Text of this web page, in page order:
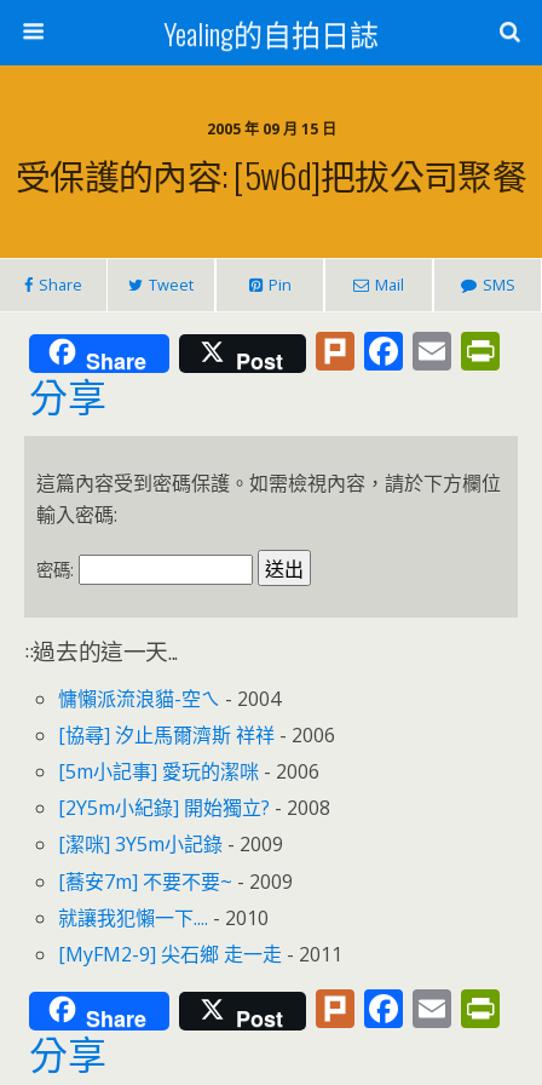
Yealing的自拍日誌
2005 年 09 月 15 日
受保護的內容: [5w6d]把拔公司聚餐
Share Tweet Pin Mail SMS
Share Post Pl
rk
F
e
b
o
E
ai
l
tF
e
y
分享
這篇內容受到密碼保護。如需檢視內容，請於下方欄位
輸入密碼:
密碼:
::過去的這一天...
慵懶派流浪貓-空ㄟ - 2004
[協尋] 汐止馬爾濟斯 祥祥 - 2006
[5m小記事] 愛玩的潔咪 - 2006
[2Y5m小紀錄] 開始獨立? - 2008
[潔咪] 3Y5m小記錄 - 2009
[蕎安7m] 不要不要~ - 2009
就讓我犯懶一下.... - 2010
[MyFM2-9] 尖石鄉 走一走 - 2011
Share Post Pl F E
分享